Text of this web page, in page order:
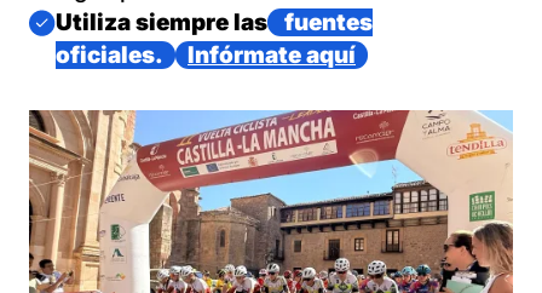
Imagen
Utiliza siempre las
fuentes
oficiales.
Infórmate aquí